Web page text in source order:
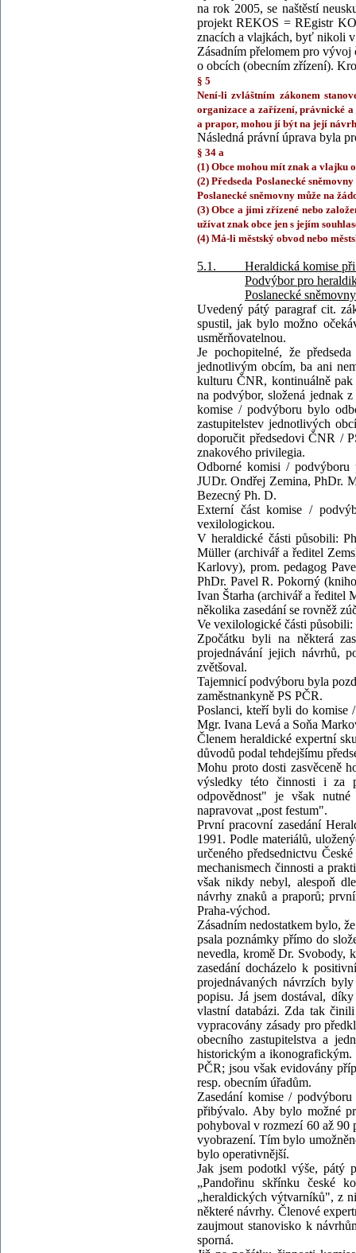
na rok 2005, se naštěstí
projekt REKOS = REgistr
znacích a vlajkách, byť nikoli v
Zásadním přelomem pro
o obcích (obecním zřízení).
§ 5
Není-li zvláštním zákonem
organizace a zařízení, právnické
a prapor, mohou jí být na její
Následná právní úprava byla
§ 34 a
(1) Obce mohou mít znak a vlajku
(2) Předseda Poslanecké
Poslanecké sněmovny může na
(3) Obce a jimi zřízené nebo
užívat znak obce jen s jejím
(4) Má-li městský obvod nebo
5.1. Heraldická komise při
Podvýbor pro
Poslanecké
Uvedený pátý paragraf cit.
spustil, jak bylo možno
usměrňovatelnou.
Je pochopitelné, že
jednotlivým obcím, ba ani
kulturu ČNR, kontinuálně pak
na podvýbor, složená jednak
komise / podvýboru bylo
zastupitelstev jednotlivých
doporučit předsedovi ČNR /
znakového privilegia.
Odborné komisi / podvýboru
JUDr. Ondřej Zemina, PhDr.
Bezecný Ph. D.
Externí část komise /
vexilologickou.
V heraldické části působili:
Müller (archivář a ředitel
Karlovy), prom. pedagog
PhDr. Pavel R. Pokorný
Ivan Štarha (archivář a ředitel
několika zasedání se rovněž
Ve vexilologické části
Zpočátku byli na některá
projednávání jejich návrhů,
zvětšoval.
Tajemnicí podvýboru byla
zaměstnankyně PS PČR.
Poslanci, kteří byli do komise
Mgr. Ivana Levá a Soňa
Členem heraldické expertní
důvodů podal tehdejšímu
Mohu proto dosti zasvěceně
výsledky této činnosti i za
odpovědnost" je však nutné
napravovat „post festum".
První pracovní zasedání
1991. Podle materiálů,
určeného předsednictvu
mechanismech činnosti a
však nikdy nebyl, alespoň
návrhy znaků a praporů;
Praha-východ.
Zásadním nedostatkem bylo,
psala poznámky přímo do
nevedla, kromě Dr. Svobody,
zasedání docházelo k
projednávaných návrzích
popisu. Já jsem dostával,
vlastní databázi. Zda tak
vypracovány zásady pro
obecního zastupitelstva a
historickým a
PČR; jsou však evidovány
resp. obecním úřadům.
Zasedání komise /
přibývalo. Aby bylo možné
pohyboval v rozmezí 60 až 90
vyobrazení. Tím bylo
bylo operativnější.
Jak jsem podotkl výše, pátý
„Pandořinu skřínku české
„heraldických výtvarníků", z
některé návrhy. Členové
zaujmout stanovisko k
sporná.